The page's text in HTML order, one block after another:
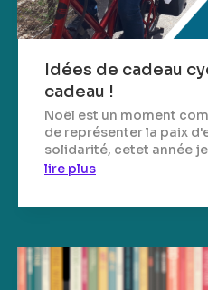
Idées de cadeau
cadeau !
Noël est un moment
de représenter la paix
solidarité, cetet année
lire plus